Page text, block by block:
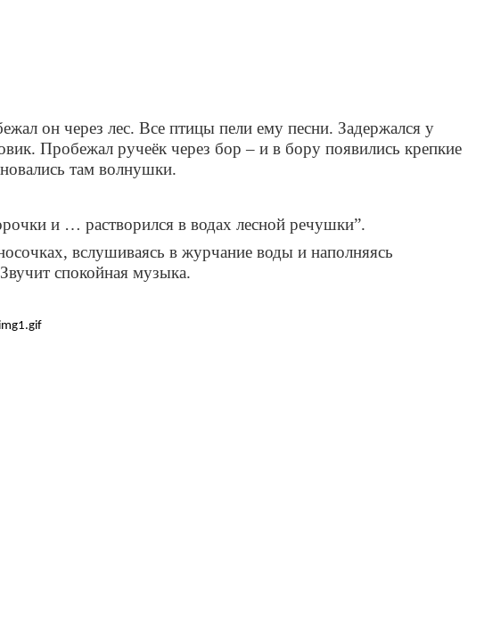
он через лес. Все птицы пели ему песни. Задержался у
Пробежал ручеёк через бор – и в бору появились крепкие
там волнушки.
и … растворился в водах лесной речушки”.
вслушиваясь в журчание воды и наполняясь
спокойная музыка.